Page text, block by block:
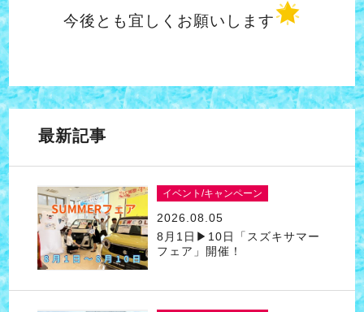
今後とも宜しくお願いします
最新記事
イベント/キャンペーン
2026.08.05
8月1日▶10日「スズキサマー
フェア」開催！